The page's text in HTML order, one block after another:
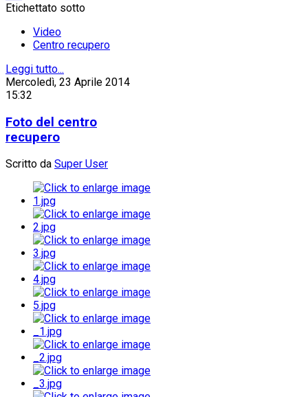
Etichettato sotto
Video
Centro recupero
Leggi tutto...
Mercoledì, 23 Aprile 2014
15:32
Foto del centro
recupero
Scritto da Super User